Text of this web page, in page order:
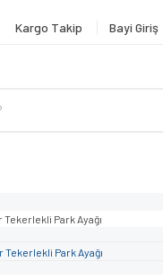
Kargo Takip Bayi Giriş